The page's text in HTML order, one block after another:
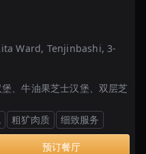
Ward, Tenjinbashi, 3-
、牛油果芝士汉堡、双层芝
粗犷肉质 细致服务
预订餐厅